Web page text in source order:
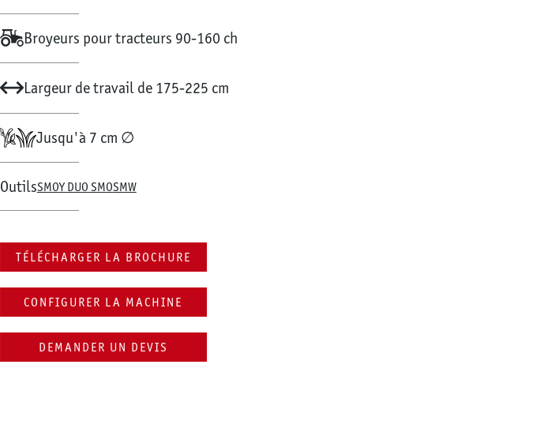
Broyeurs pour tracteurs 90-160 ch
Largeur de travail de 175-225 cm
Jusqu'à 7 cm ∅
OutilsSMOY DUO SMOSMW
TÉLÉCHARGER LA BROCHURE
CONFIGURER LA MACHINE